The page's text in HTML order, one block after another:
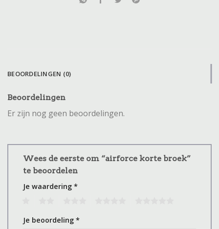
BEOORDELINGEN (0)
Beoordelingen
Er zijn nog geen beoordelingen.
Wees de eerste om “airforce korte broek”
te beoordelen
Je waardering *
Je beoordeling *